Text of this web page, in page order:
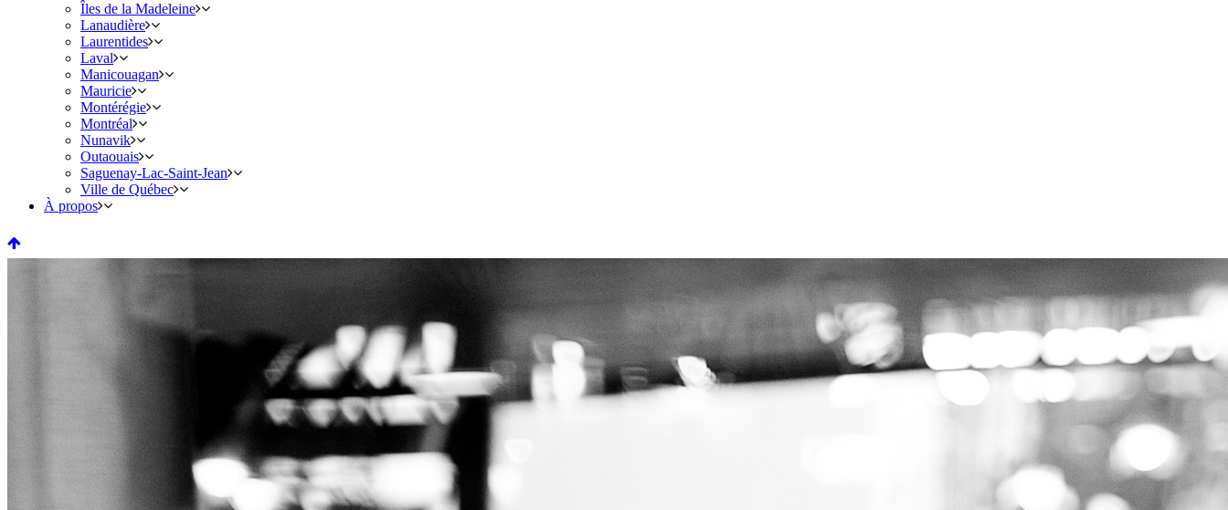
Îles de la Madeleine
Lanaudière
Laurentides
Laval
Manicouagan
Mauricie
Montérégie
Montréal
Nunavik
Outaouais
Saguenay-Lac-Saint-Jean
Ville de Québec
À propos